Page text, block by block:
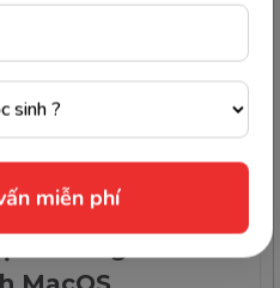
miễn phí